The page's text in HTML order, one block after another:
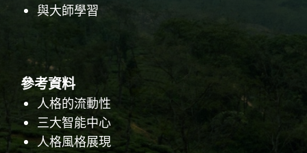
與大師學習
參考資料
人格的流動性
三大智能中心
人格風格展現